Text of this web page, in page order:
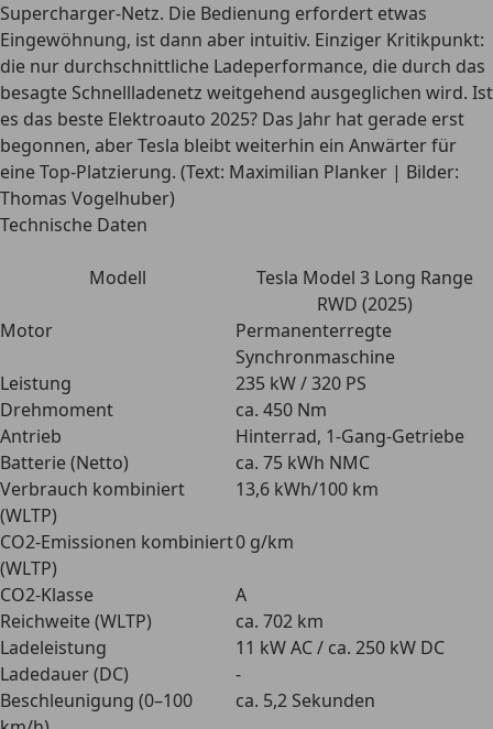
Supercharger-Netz. Die Bedienung erfordert etwas
Eingewöhnung, ist dann aber intuitiv. Einziger Kritikpunkt:
die nur durchschnittliche Ladeperformance, die durch das
besagte Schnellladenetz weitgehend ausgeglichen wird. Ist
es das beste Elektroauto 2025? Das Jahr hat gerade erst
begonnen, aber Tesla bleibt weiterhin ein Anwärter für
eine Top-Platzierung. (Text: Maximilian Planker | Bilder:
Thomas Vogelhuber)
Technische Daten
Modell
Tesla Model 3 Long Range
RWD (2025)
Motor
Permanenterregte
Synchronmaschine
Leistung
235 kW / 320 PS
Drehmoment
ca. 450 Nm
Antrieb
Hinterrad, 1-Gang-Getriebe
Batterie (Netto)
ca. 75 kWh NMC
Verbrauch kombiniert
(WLTP)
13,6 kWh/100 km
CO2-Emissionen kombiniert
(WLTP)
0 g/km
CO2-Klasse
A
Reichweite (WLTP)
ca. 702 km
Ladeleistung
11 kW AC / ca. 250 kW DC
Ladedauer (DC)
-
Beschleunigung (0–100
ca. 5,2 Sekunden